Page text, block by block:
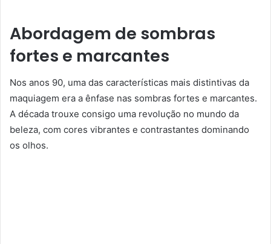
Abordagem de sombras
fortes e marcantes
Nos anos 90, uma das características mais distintivas da
maquiagem era a ênfase nas sombras fortes e marcantes.
A década trouxe consigo uma revolução no mundo da
beleza, com cores vibrantes e contrastantes dominando
os olhos.